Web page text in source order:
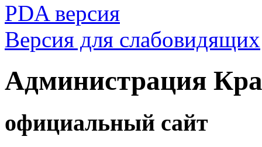
PDA версия
Версия для слабовидящих
Администрация
официальный сайт